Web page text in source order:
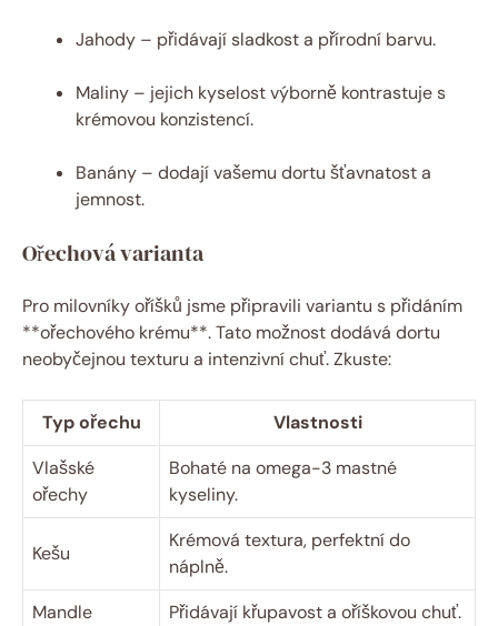
Jahody – přidávají sladkost a přírodní barvu.
Maliny – jejich kyselost výborně kontrastuje s
krémovou konzistencí.
Banány – dodají vašemu dortu šťavnatost a
jemnost.
Ořechová varianta
Pro milovníky oříšků jsme připravili variantu s přidáním
**ořechového krému**. Tato možnost dodává dortu
neobyčejnou texturu a intenzivní chuť. Zkuste:
Typ ořechu
Vlastnosti
Vlašské
ořechy
Bohaté na omega-3 mastné
kyseliny.
Kešu
Krémová textura, perfektní do
náplně.
Mandle
Přidávají křupavost a oříškovou chuť.